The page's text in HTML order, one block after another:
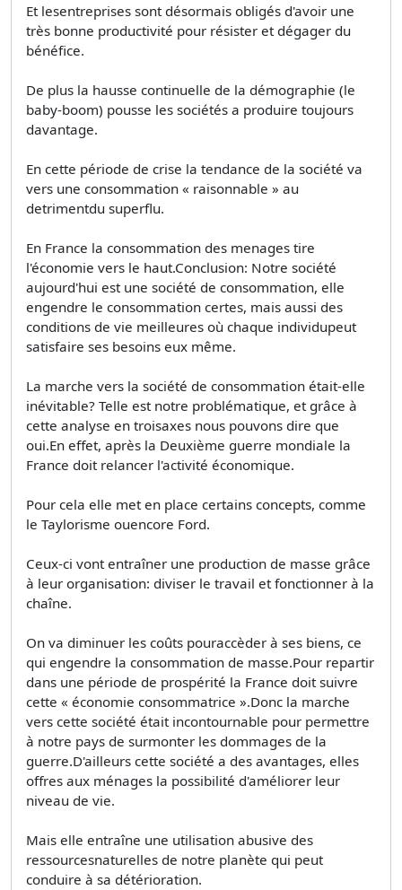
Et lesentreprises sont désormais obligés d'avoir une
très bonne productivité pour résister et dégager du
bénéfice.
De plus la hausse continuelle de la démographie (le
baby-boom) pousse les sociétés a produire toujours
davantage.
En cette période de crise la tendance de la société va
vers une consommation « raisonnable » au
detrimentdu superflu.
En France la consommation des menages tire
l'économie vers le haut.Conclusion: Notre société
aujourd'hui est une société de consommation, elle
engendre le consommation certes, mais aussi des
conditions de vie meilleures où chaque individupeut
satisfaire ses besoins eux même.
La marche vers la société de consommation était-elle
inévitable? Telle est notre problématique, et grâce à
cette analyse en troisaxes nous pouvons dire que
oui.En effet, après la Deuxième guerre mondiale la
France doit relancer l'activité économique.
Pour cela elle met en place certains concepts, comme
le Taylorisme ouencore Ford.
Ceux-ci vont entraîner une production de masse grâce
à leur organisation: diviser le travail et fonctionner à la
chaîne.
On va diminuer les coûts pouraccèder à ses biens, ce
qui engendre la consommation de masse.Pour repartir
dans une période de prospérité la France doit suivre
cette « économie consommatrice ».Donc la marche
vers cette société était incontournable pour permettre
à notre pays de surmonter les dommages de la
guerre.D'ailleurs cette société a des avantages, elles
offres aux ménages la possibilité d'améliorer leur
niveau de vie.
Mais elle entraîne une utilisation abusive des
ressourcesnaturelles de notre planète qui peut
conduire à sa détérioration.